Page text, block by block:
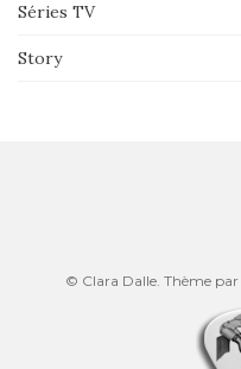
Séries TV
Story
© Clara Dalle. Thème par